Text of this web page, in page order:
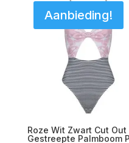
Aanbieding!
Roze Wit Zwart Cut
Gestreepte Palmboom